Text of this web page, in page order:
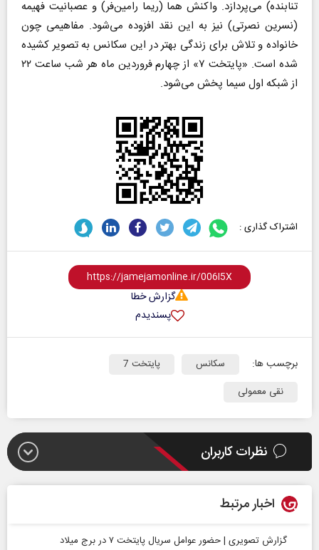
تنابنده) می‌پردازد. واکنش هما (ریما رامین‌فر) و عصبانیت فهیمه
(نسرین نصرتی) نیز به این نقد افزوده می‌شود. مفاهیمی چون
خانواده و تلاش برای زندگی بهتر در این سکانس به تصویر کشیده
شده است. «پایتخت ۷» از چهارم فروردین ماه هر شب ساعت ۲۲
از شبکه اول سیما پخش می‌شود.
اشتراک گذاری :
گزارش خطا
پسندیدم
برچسب ها: سکانس
پایتخت 7
نقی معمولی
نظرات کاربران
اخبار مرتبط
گزارش تصویری | حضور عوامل سریال پایتخت ۷ در برج میلاد